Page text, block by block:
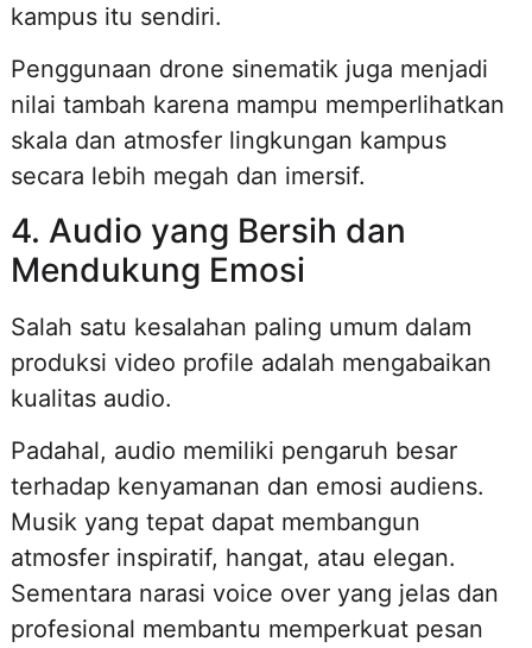
kampus itu sendiri.
Penggunaan drone sinematik juga menjadi
nilai tambah karena mampu memperlihatkan
skala dan atmosfer lingkungan kampus
secara lebih megah dan imersif.
4. Audio yang Bersih dan
Mendukung Emosi
Salah satu kesalahan paling umum dalam
produksi video profile adalah mengabaikan
kualitas audio.
Padahal, audio memiliki pengaruh besar
terhadap kenyamanan dan emosi audiens.
Musik yang tepat dapat membangun
atmosfer inspiratif, hangat, atau elegan.
Sementara narasi voice over yang jelas dan
profesional membantu memperkuat pesan